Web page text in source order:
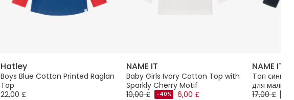
Hatley
Boys Blue Cotton Printed Raglan
Top
22,00 £
NAME IT
Baby Girls Ivory Cotton Top with
Sparkly Cherry Motif
10,00 £
-40% 6,00 £
NAME IT
Топ синий
для
17,00 £